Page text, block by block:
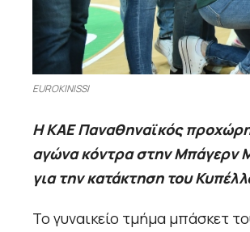
EUROKINISSI
Η ΚΑΕ Παναθηναϊκός
αγώνα κόντρα στην Μπάγερν
για την κατάκτηση του
Το γυναικείο τμήμα μπάσκετ